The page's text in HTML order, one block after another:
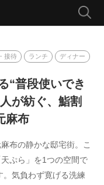
接待 ランチ ディナー
“普段使いでき
が紡ぐ、鮨割
麻布
布の静かな邸宅街。こ
ぷら」を1つの空間で
気負わず寛げる洗練